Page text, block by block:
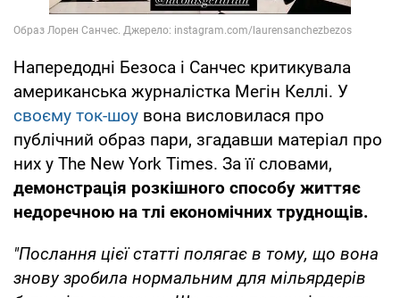
Напередодні Безоса і Санчес критикувала
американська журналістка Мегін Келлі. У
своєму ток-шоу вона висловилася про
публічний образ пари, згадавши матеріал про
них у The New York Times. За її словами,
демонстрація розкішного способу життяє
недоречною на тлі економічних труднощів.
"Послання цієї статті полягає в тому, що вона
знову зробила нормальним для мільярдерів